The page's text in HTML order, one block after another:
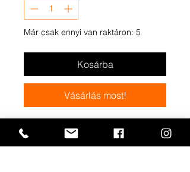
Már csak ennyi van raktáron: 5
Kosárba
Vásárlás most!
Ez az ízletes nassolnivaló
ropogós földimogyoró és